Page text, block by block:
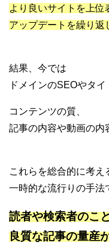
より良いサイトを上位
アップデートを繰り返
結果、今では
ドメインのSEOやタ
コンテンツの質、
記事の内容や動画の内
これらを総合的に考え
一時的な流行りの手法
読者や検索者のこ
良質な記事の量産